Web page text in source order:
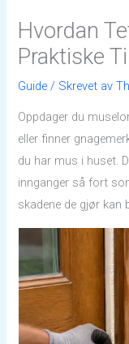
Hvordan
Praktiske
Guide / Skrevet av
Oppdager du
eller finner
du har mus i huset.
innganger så fort
skadene de gjør kan